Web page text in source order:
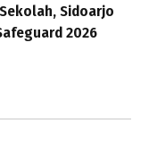
Sidoarjo
2026